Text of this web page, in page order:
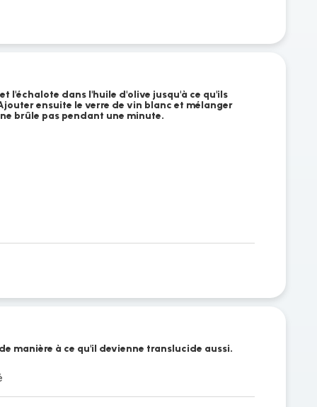
l'échalote dans l'huile d'olive jusqu'à ce qu'ils
ensuite le verre de vin blanc et mélanger
brûle pas pendant une minute.
manière à ce qu'il devienne translucide aussi.